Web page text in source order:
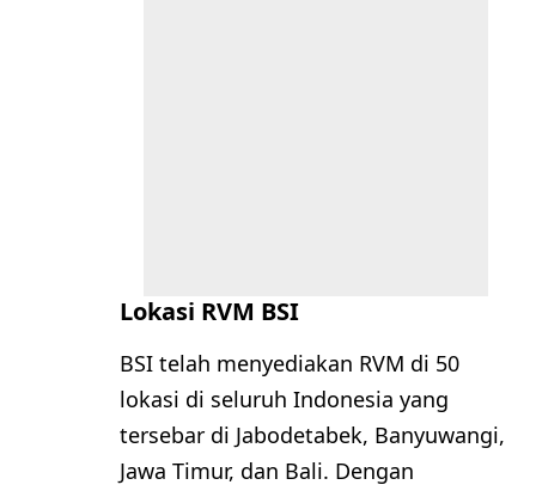
Lokasi RVM BSI
BSI telah menyediakan RVM di 50
lokasi di seluruh Indonesia yang
tersebar di Jabodetabek, Banyuwangi,
Jawa Timur, dan Bali. Dengan